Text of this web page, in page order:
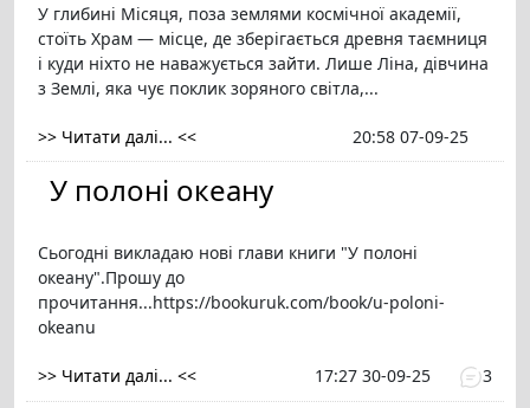
У глибині Місяця, поза землями космічної академії,
стоїть Храм — місце, де зберігається древня таємниця
і куди ніхто не наважується зайти. Лише Ліна, дівчина
з Землі, яка чує поклик зоряного світла,...
>> Читати далі... << 20:58 07-09-25
У полоні океану
Сьогодні викладаю нові глави книги "У полоні
океану".Прошу до
прочитання...https://bookuruk.com/book/u-poloni-
okeanu
>> Читати далі... << 17:27 30-09-25 3